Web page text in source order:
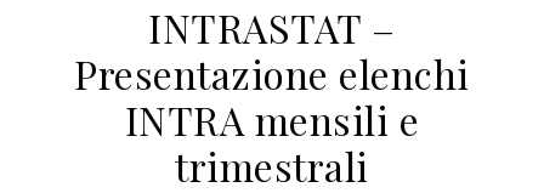
INTRASTAT –
Presentazione elenchi
INTRA mensili e
trimestrali